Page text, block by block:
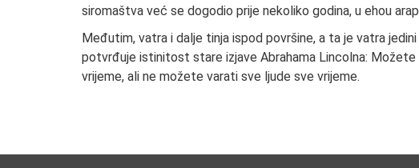
siromaštva već se dogodio prije nekoliko godina, u ehou
Međutim, vatra i dalje tinja ispod površine, a ta je vatra
potvrđuje istinitost stare izjave Abrahama Lincolna:
vrijeme, ali ne možete varati sve ljude sve vrijeme.